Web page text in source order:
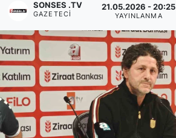
SONSES .TV
GAZETECI
21.05.2026 - 20:25
YAYINLANMA
Haberde insan
Tanıtım